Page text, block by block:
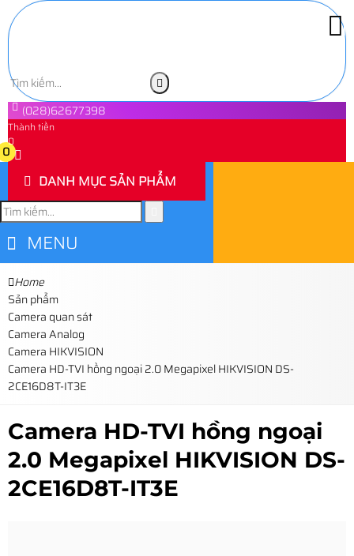
(028)62677398
Thành tiền
0
0
DANH MỤC SẢN PHẨM
MENU
Home
Sản phẩm
Camera quan sát
Camera Analog
Camera HIKVISION
Camera HD-TVI hồng ngoại 2.0 Megapixel HIKVISION DS-
2CE16D8T-IT3E
Camera HD-TVI hồng ngoại
2.0 Megapixel HIKVISION DS-
2CE16D8T-IT3E